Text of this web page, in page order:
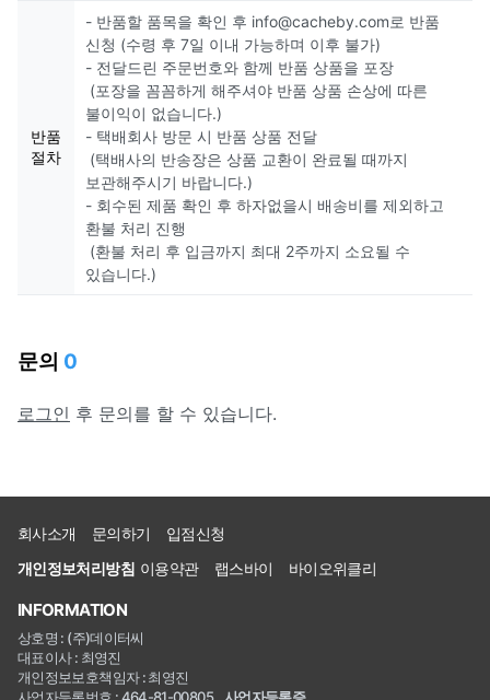
반품
절차
- 반품할 품목을 확인 후 info@cacheby.com로 반품
신청 (수령 후 7일 이내 가능하며 이후 불가)
- 전달드린 주문번호와 함께 반품 상품을 포장
(포장을 꼼꼼하게 해주셔야 반품 상품 손상에 따른
불이익이 없습니다.)
- 택배회사 방문 시 반품 상품 전달
(택배사의 반송장은 상품 교환이 완료될 때까지
보관해주시기 바랍니다.)
- 회수된 제품 확인 후 하자없을시 배송비를 제외하고
환불 처리 진행
(환불 처리 후 입금까지 최대 2주까지 소요될 수
있습니다.)
문의 0
로그인 후 문의를 할 수 있습니다.
회사소개 문의하기
입점신청
개인정보처리방침 이용약관 랩스바이 바이오위클리
INFORMATION
상호명 : (주)데이터씨
대표이사 : 최영진
개인정보보호책임자 : 최영진
사업자등록번호 : 464-81-00805
사업자등록증